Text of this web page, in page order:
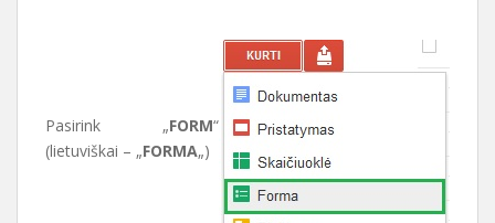
Pasirink „FORM“
(lietuviškai – „FORMA„)